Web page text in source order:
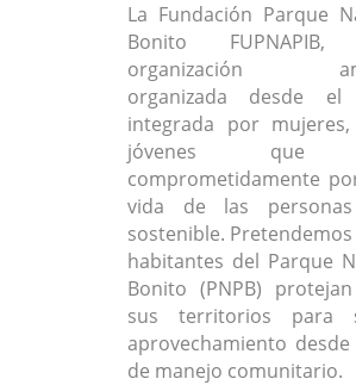
La Fundación Parque
Bonito
organización
organizada desde
integrada por
jóvenes que
comprometidamente
vida de las
sostenible. Pretendemos
habitantes del Parque
Bonito (PNPB)
sus territorios para
aprovechamiento
de manejo comunitario.